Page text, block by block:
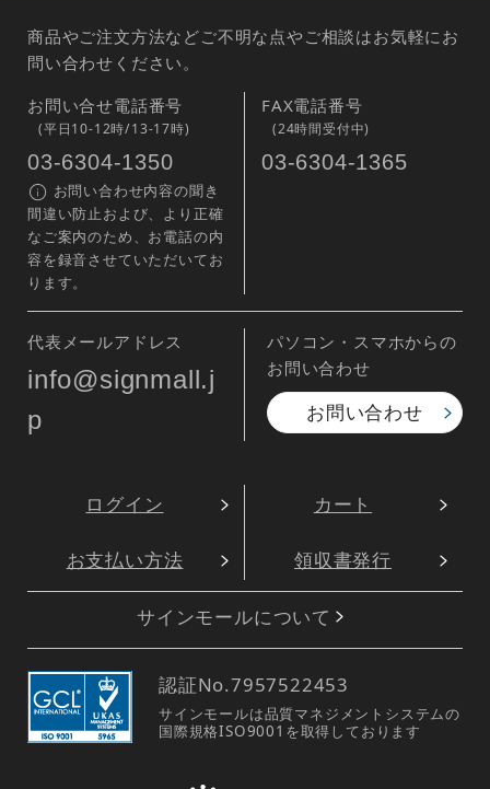
商品やご注文方法などご不明な点やご相談はお気軽にお
問い合わせください。
お問い合せ電話番号
(平日10-12時/13-17時)
03-6304-1350
お問い合わせ内容の聞き
間違い防止および、より正確
なご案内のため、お電話の内
容を録音させていただいてお
ります。
FAX電話番号
(24時間受付中)
03-6304-1365
代表メールアドレス
info@signmall.j
p
パソコン・スマホからの
お問い合わせ
お問い合わせ
ログイン カート
お支払い方法 領収書発行
サインモールについて
認証No.7957522453
サインモールは品質マネジメントシステムの
国際規格ISO9001を取得しております